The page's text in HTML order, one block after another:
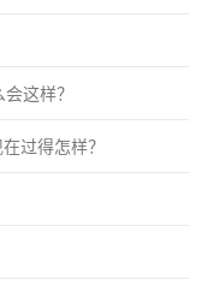
这样？
过得怎样？